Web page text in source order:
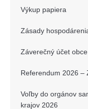
Výkup papiera
Zásady
Záverečný účet
Referendum 2026 –
Voľby do orgánov
krajov 2026